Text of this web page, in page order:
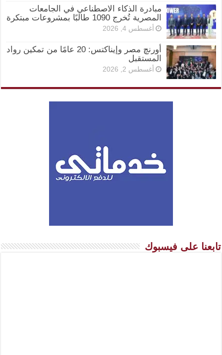
مبادرة الذكاء الاصطناعي في الجامعات
المصرية تُخرج 1090 طالبًا بمشروعات مبتكرة
أغسطس 4, 2026
أورنچ مصر وإيناكتس: 20 عامًا من تمكين رواد
المستقبل
أغسطس 2, 2026
تابعنا على فيسبوك